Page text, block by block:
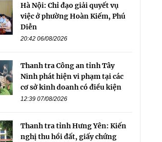
Hà Nội: Chỉ đạo giải quyết vụ
việc ở phường Hoàn Kiếm, Phú
Diễn
20:42 06/08/2026
Thanh tra Công an tỉnh Tây
Ninh phát hiện vi phạm tại các
cơ sở kinh doanh có điều kiện
12:39 07/08/2026
Thanh tra tỉnh Hưng Yên: Kiến
nghị thu hồi đất, giấy chứng